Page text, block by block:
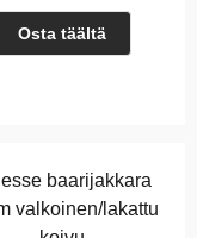
Osta täältä